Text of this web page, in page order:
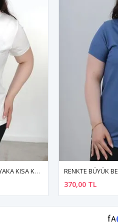
RENKTE BÜYÜK BEDEN KARE YAKA KISA KOL İNDİGO BASİC TSHİRT
370,00 TL